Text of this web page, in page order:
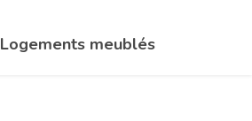
Logements meublés